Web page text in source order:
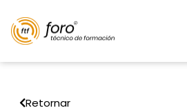
Retornar